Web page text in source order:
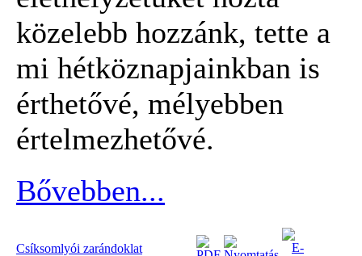
közelebb hozzánk, tette a
mi hétköznapjainkban is
érthetővé, mélyebben
értelmezhetővé.
Bővebben...
Csíksomlyói zarándoklat